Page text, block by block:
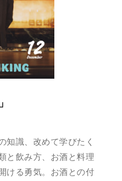
知識、改めて学びたく
と飲み方、お酒と料理
ける勇気。お酒との付